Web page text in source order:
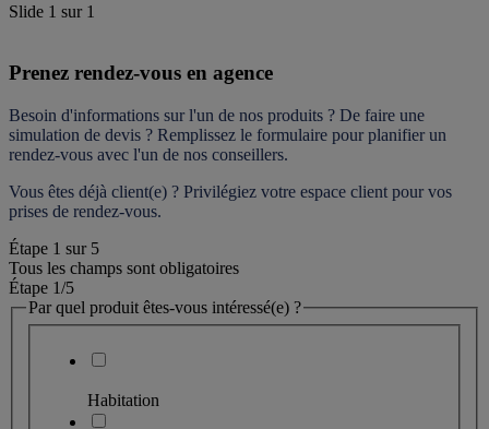
Slide 1 sur 1
Prenez rendez-vous en agence
Besoin d'informations sur l'un de nos produits ? De faire une
simulation de devis ? Remplissez le formulaire pour planifier un
rendez-vous avec l'un de nos conseillers.
Vous êtes déjà client(e) ? Privilégiez votre espace client pour vos
prises de rendez-vous.
Étape 1 sur 5
Tous les champs sont obligatoires
Étape 1/5
Par quel produit êtes-vous intéressé(e) ?
Habitation